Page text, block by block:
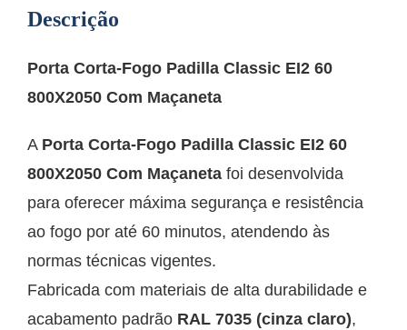
Descrição
Porta Corta-Fogo Padilla Classic EI2 60
800X2050 Com Maçaneta
A Porta Corta-Fogo Padilla Classic EI2 60
800X2050 Com Maçaneta foi desenvolvida
para oferecer máxima segurança e resistência
ao fogo por até 60 minutos, atendendo às
normas técnicas vigentes.
Fabricada com materiais de alta durabilidade e
acabamento padrão RAL 7035 (cinza claro),